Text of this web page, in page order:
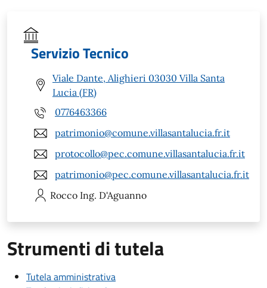
Servizio Tecnico
Viale Dante, Alighieri 03030 Villa Santa
Lucia (FR)
0776463366
patrimonio@comune.villasantalucia.fr.it
protocollo@pec.comune.villasantalucia.fr.it
patrimonio@pec.comune.villasantalucia.fr.it
Rocco Ing. D'Aguanno
Strumenti di tutela
Tutela amministrativa